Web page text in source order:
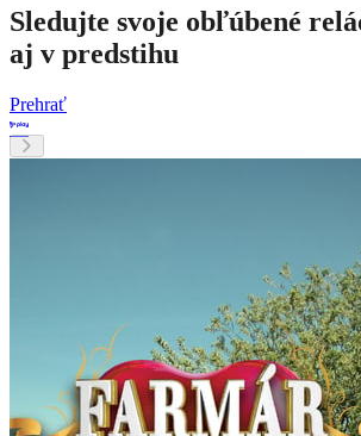
Sledujte svoje obľúbené
aj v predstihu
Prehrať